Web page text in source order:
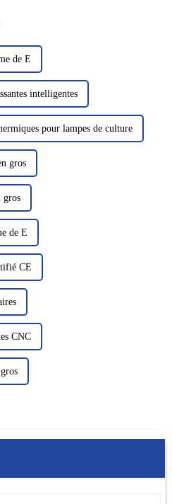
de E
intelligentes
pour lampes de culture
gros
gros
de E
CE
CNC